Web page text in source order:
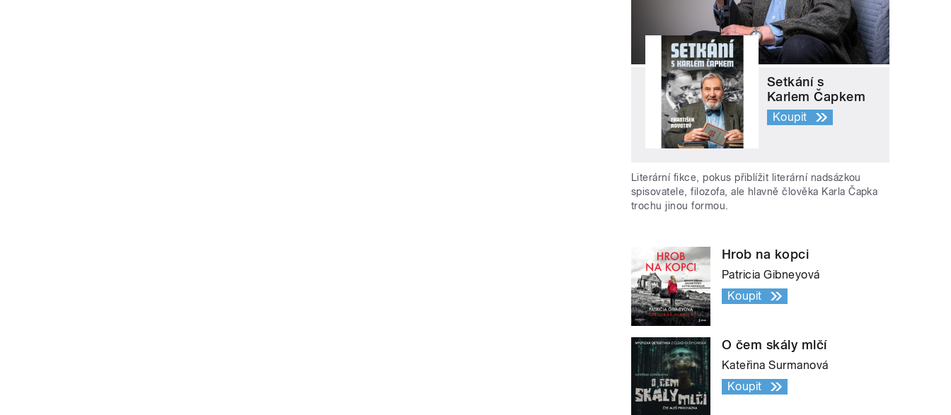
Setkání s
Karlem Čapkem
Koupit
Literární fikce, pokus přiblížit literární nadsázkou
spisovatele, filozofa, ale hlavně člověka Karla Čapka
trochu jinou formou.
Hrob na kopci
Patricia Gibneyová
Koupit
O čem skály mlčí
Kateřina Surmanová
Koupit